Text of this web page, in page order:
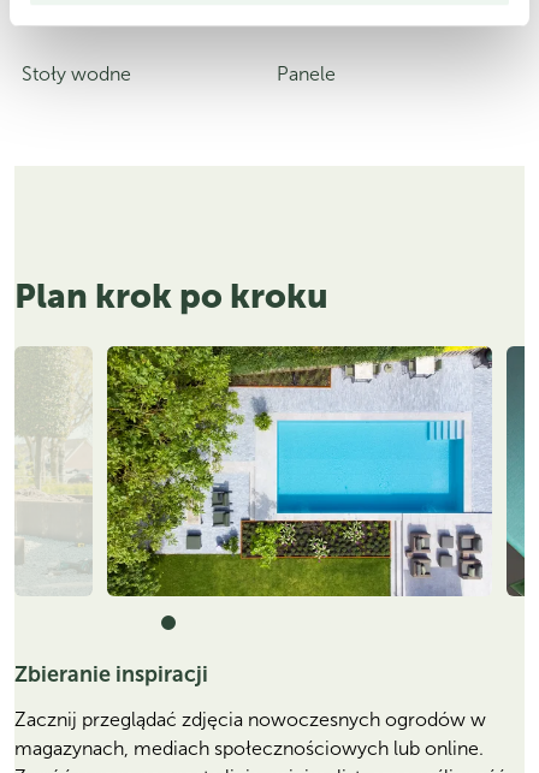
Stoły wodne Panele
Plan krok po kroku
Zbieranie inspiracji
Zacznij przeglądać zdjęcia nowoczesnych ogrodów w
magazynach, mediach społecznościowych lub online.